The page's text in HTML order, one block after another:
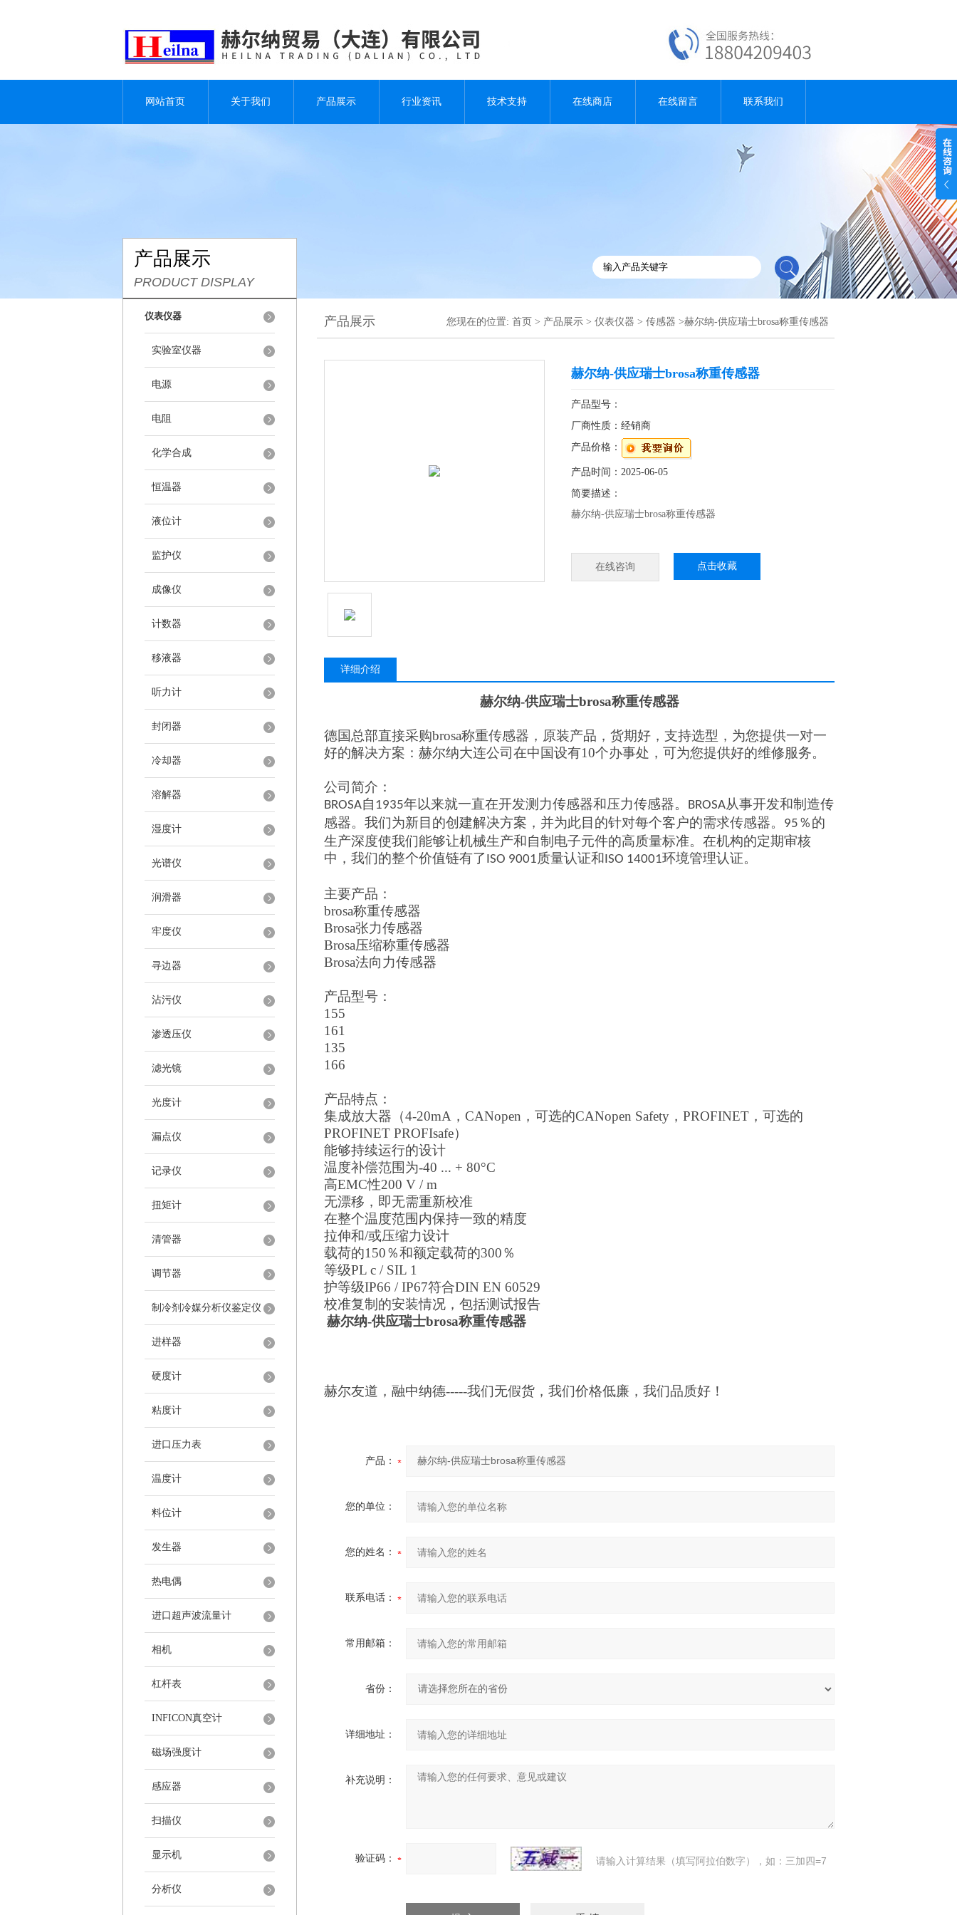
网站首页 关于我们 产品展示 行业资讯 技术支持 在线商店 在线留言 联系我们
产品展示
PRODUCT DISPLAY
仪表仪器
实验室仪器
电源
电阻
化学合成
恒温器
液位计
监护仪
成像仪
计数器
移液器
听力计
封闭器
冷却器
溶解器
湿度计
光谱仪
润滑器
牢度仪
寻边器
沾污仪
渗透压仪
滤光镜
光度计
漏点仪
记录仪
扭矩计
清管器
调节器
制冷剂冷媒分析仪鉴定仪
进样器
硬度计
粘度计
进口压力表
温度计
料位计
发生器
热电偶
进口超声波流量计
相机
杠杆表
INFICON真空计
磁场强度计
感应器
扫描仪
显示机
分析仪
产品展示 您现在的位置: 首页 > 产品展示 > 仪表仪器 > 传感器 >赫尔纳-供应瑞士brosa称重传感器
赫尔纳-供应瑞士brosa称重传感器
产品型号：
厂商性质：经销商
产品价格：
产品时间：2025-06-05
简要描述：
赫尔纳-供应瑞士brosa称重传感器
德国总部直接采购brosa称重传感器，原装产品，货期好，支
在线咨询 点击收藏
详细介绍
赫尔纳-供应瑞士brosa称重传感器
德国总部直接采购brosa称重传感器 ，原装产品，货期好，支持选型，为您提供一对一
好的解决方案：赫尔纳大连公司在中国设有10个办事处，可为您提供好的维修服务。
公司简介：
BROSA自 1935年以来就一直在开发测力传感器和压力传感器。 BROSA从事开发和制造传
感器。我们为新目的创建解决方案，并为此目的针对每个客户的需求传感器。
95 ％的
生产深度使我们能够让机械生产和自制电子元件的高质量标准。在机构的定期审核
中，我们的整个价值链有了 ISO 9001质量认证和ISO 14001环境管理认证。
主要产品：
brosa称重传感器
Brosa张力传感器
Brosa压缩称重传感器
Brosa法向力传感器
产品型号：
155
161
135
166
产品特点：
集成放大器（4-20mA，CANopen，可选的CANopen Safety，PROFINET，可选的
PROFINET PROFIsafe）
能够持续运行的设计
温度补偿范围为-40 ... + 80°C
高EMC性200 V / m
无漂移，即无需重新校准
在整个温度范围内保持一致的精度
拉伸和/或压缩力设计
载荷的150％和额定载荷的300％
等级PL c / SIL 1
护等级IP66 / IP67符合DIN EN 60529
校准复制的安装情况，包括测试报告
赫尔纳-供应瑞士brosa称重传感器
赫尔友道，融中纳德-----我们无假货，我们价格低廉，我们品质好！
产品：
您的单位：
您的姓名：
联系电话：
常用邮箱：
省份：
详细地址：
补充说明：
验证码： 请输入计算结果（填写阿拉伯数字），如：三加四=7